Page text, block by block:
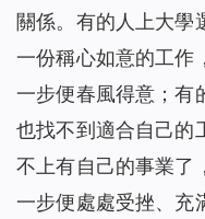
關係。有的人上大學
一份稱心如意的工作
一步便春風得意；有
也找不到適合自己的
不上有自己的事業了
一步便處處受挫、充